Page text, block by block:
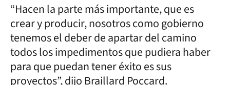
“Hacen la parte más importante, que es
crear y producir, nosotros como gobierno
tenemos el deber de apartar del camino
todos los impedimentos que pudiera haber
para que puedan tener éxito es sus
proyectos”, dijo Braillard Poccard.